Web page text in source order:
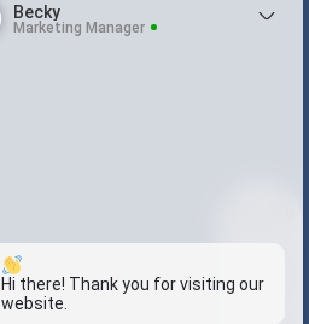
Becky
Marketing Manager
Hi there! Thank you for visiting our
website.